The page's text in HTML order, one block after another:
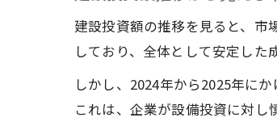
建設投資額の推移を見ると、市
しており、全体として安定した
しかし、2024年から2025年に
これは、企業が設備投資に対し